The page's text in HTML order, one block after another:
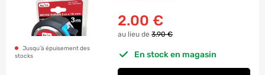
Jusqu’à épuisement des
stocks
2.00 €
au lieu de3.90 €
En stock en magasin